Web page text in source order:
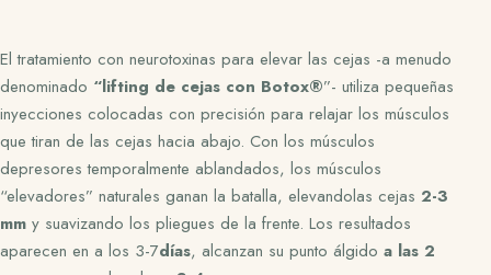
El tratamiento con neurotoxinas para elevar las cejas -a menudo
denominado “lifting de cejas con Botox®”- utiliza pequeñas
inyecciones colocadas con precisión para relajar los músculos
que tiran de las cejas hacia abajo. Con los músculos
depresores temporalmente ablandados, los músculos
“elevadores” naturales ganan la batalla, elevandolas cejas 2-3
mm y suavizando los pliegues de la frente. Los resultados
aparecen en a los 3-7días, alcanzan su punto álgido a las 2